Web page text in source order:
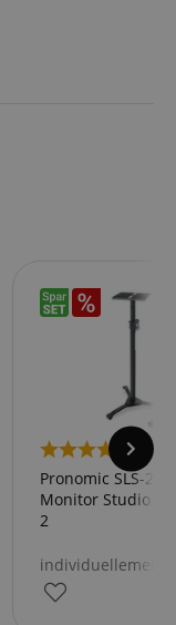
114
Pronomic SLS-20
Monitor Studio
2
individuellement